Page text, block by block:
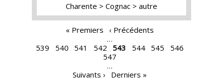
Charente Cognac autre
« Premiers
‹ Précédents
…
539
540 541 542 543 544 545
546
547
…
Suivants ›
Derniers »